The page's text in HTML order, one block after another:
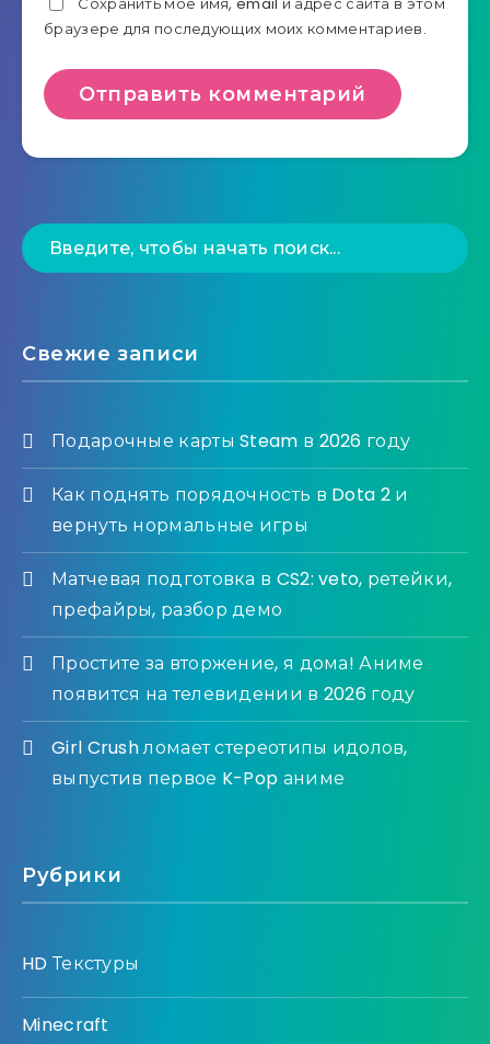
браузере для последующих моих комментариев.
Свежие записи
Подарочные карты Steam в 2026 году
Как поднять порядочность в Dota 2 и
вернуть нормальные игры
Матчевая подготовка в CS2: veto, ретейки,
префайры, разбор демо
Простите за вторжение, я дома! Аниме
появится на телевидении в 2026 году
Girl Crush ломает стереотипы идолов,
выпустив первое K-Pop аниме
Рубрики
HD Текстуры
Minecraft